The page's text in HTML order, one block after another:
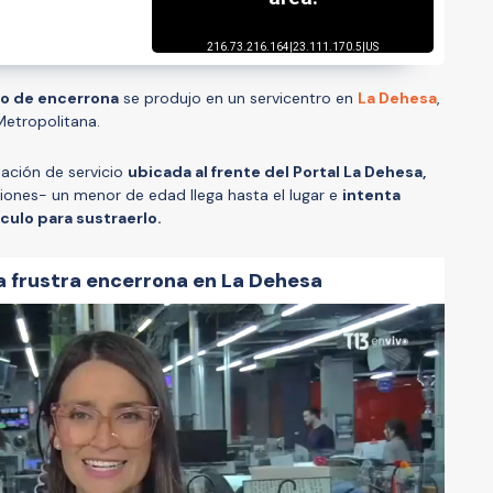
de encerrona se produjo en un servicentro en La Dehesa,
de servicio ubicada al frente del Portal La Dehesa,
un menor de edad llega hasta el lugar e intenta
para sustraerlo.
encerrona en La Dehesa